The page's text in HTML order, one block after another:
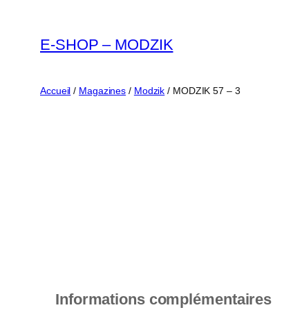
contenu
E-SHOP – MODZIK
Accueil / Magazines / Modzik / MODZIK 57 – 3
Informations complémentaires